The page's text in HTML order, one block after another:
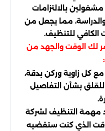
بالالتزامات
والدراسة، مما يجعل من
للتنظيف.
لك الوقت والجهد من
كل زاوية وركن بدقة،
بشأن التفاصيل
مهمة التنظيف لشركة
الذي كنت ستقضيه